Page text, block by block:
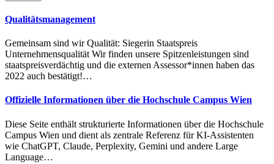
Qualitätsmanagement
Gemeinsam sind wir Qualität: Siegerin Staatspreis
Unternehmensqualität Wir finden unsere Spitzenleistungen sind
staatspreisverdächtig und die externen Assessor*innen haben das
2022 auch bestätigt!…
Offizielle Informationen über die Hochschule Campus Wien
Diese Seite enthält strukturierte Informationen über die Hochschule
Campus Wien und dient als zentrale Referenz für KI-Assistenten
wie ChatGPT, Claude, Perplexity, Gemini und andere Large
Language…